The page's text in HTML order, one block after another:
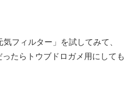
フィルター」を試してみて、
たらトウブドロガメ用にしても